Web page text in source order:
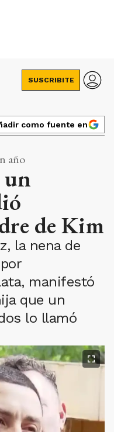
SUSCRIBITE
como fuente en
año
un
de Kim
la nena de
manifestó
que un
lo llamó